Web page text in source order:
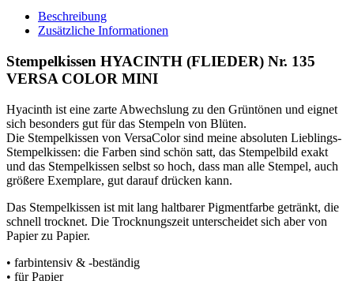
Beschreibung
Zusätzliche Informationen
Stempelkissen HYACINTH (FLIEDER) Nr. 135
VERSA COLOR MINI
Hyacinth ist eine zarte Abwechslung zu den Grüntönen und eignet
sich besonders gut für das Stempeln von Blüten.
Die Stempelkissen von VersaColor sind meine absoluten Lieblings-
Stempelkissen: die Farben sind schön satt, das Stempelbild exakt
und das Stempelkissen selbst so hoch, dass man alle Stempel, auch
größere Exemplare, gut darauf drücken kann.
Das Stempelkissen ist mit lang haltbarer Pigmentfarbe getränkt, die
schnell trocknet. Die Trocknungszeit unterscheidet sich aber von
Papier zu Papier.
• farbintensiv & -beständig
• für Papier